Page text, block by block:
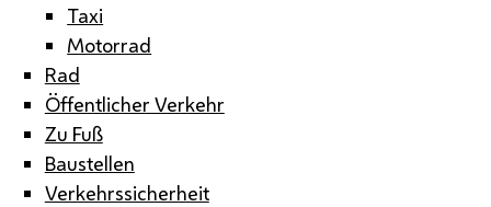
Taxi
Motorrad
Rad
Öffentlicher Verkehr
Zu Fuß
Baustellen
Verkehrssicherheit